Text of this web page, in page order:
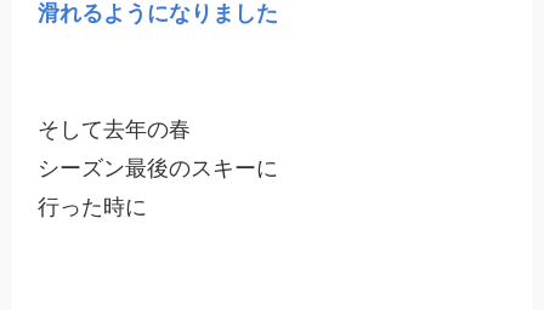
滑れるようになりました
そして去年の春
シーズン最後のスキーに
行った時に